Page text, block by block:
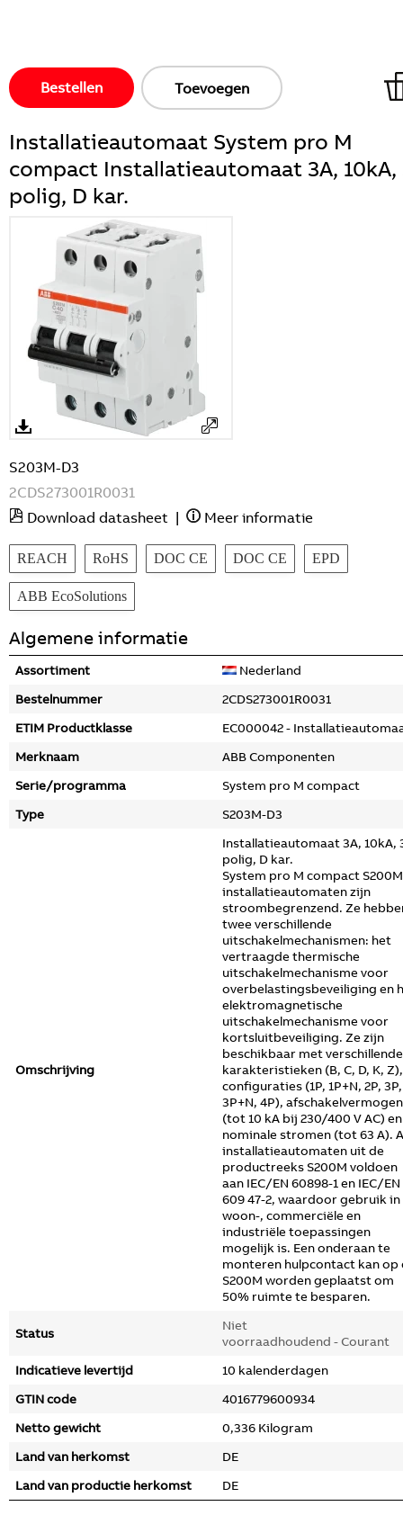
Bestellen Toevoegen
Installatieautomaat System pro M
compact Installatieautomaat 3A, 10kA,
polig, D kar.
S203M-D3
2CDS273001R0031
Download datasheet | Meer informatie
REACH RoHS DOC CE DOC CE EPD
ABB EcoSolutions
Algemene informatie
Assortiment
Nederland
Bestelnummer
2CDS273001R0031
ETIM Productklasse
EC000042 -
Merknaam
ABB Componenten
Serie/programma
System pro M compact
Type
S203M-D3
Omschrijving
Installatieautomaat 3A, 10kA,
polig, D kar.
System pro M compact S200M
installatieautomaten zijn
stroombegrenzend. Ze
twee verschillende
uitschakelmechanismen: het
vertraagde thermische
uitschakelmechanisme voor
overbelastingsbeveiliging en
elektromagnetische
uitschakelmechanisme voor
kortsluitbeveiliging. Ze zijn
beschikbaar met verschillende
karakteristieken (B, C, D, K, Z),
configuraties (1P, 1P+N, 2P, 3P,
3P+N, 4P),
(tot 10 kA bij 230/400 V AC) en
nominale stromen (tot 63 A).
installatieautomaten uit de
productreeks S200M voldoen
aan IEC/EN 60898-1 en IEC/EN
609 47-2, waardoor gebruik in
woon-, commerciële en
industriële toepassingen
mogelijk is. Een onderaan te
monteren hulpcontact kan op
S200M worden geplaatst om
50% ruimte te besparen.
Status
Niet
voorraadhoudend - Courant
Indicatieve levertijd
10 kalenderdagen
GTIN code
4016779600934
Netto gewicht
0,336 Kilogram
Land van herkomst
DE
Land van productie herkomst
DE